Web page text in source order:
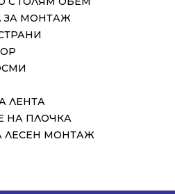
ЗА МОНТАЖ
ЛЕНТА
НА ПЛОЧКА
ЛЕСЕН МОНТАЖ